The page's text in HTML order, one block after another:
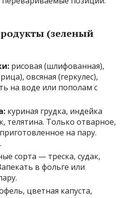
(зеленый
рисовая (шлифованная),
овсяная (геркулес),
на воде или пополам с
куриная грудка, индейка
телятина. Только отварное,
на пару.
сорта — треска, судак,
в фольге или
цветная капуста,